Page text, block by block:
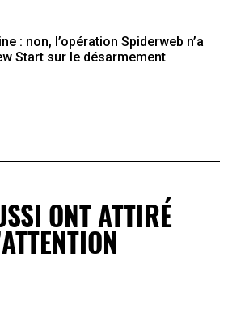
: non, l’opération Spiderweb n’a
Start sur le désarmement
ONT ATTIRÉ